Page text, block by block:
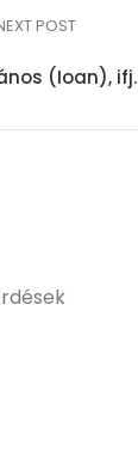
POST
(Ioan), ifj.